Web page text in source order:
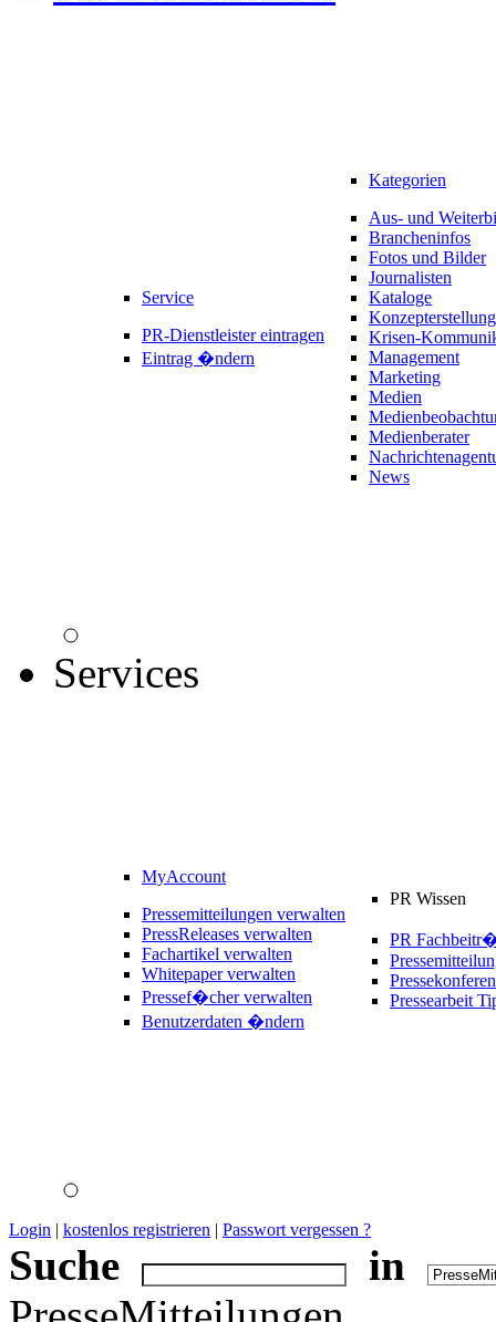
Service
PR-Dienstleister eintragen
Eintrag �ndern
Kategorien
Aus- und
Brancheninfos
Fotos und Bilder
Journalisten
Kataloge
Konzepterstellung
Krisen-
Management
Marketing
Medien
Medienberater
News
Services
MyAccount
Pressemitteilungen verwalten
PressReleases verwalten
Fachartikel verwalten
Whitepaper verwalten
Pressef�cher verwalten
Benutzerdaten �ndern
PR Wissen
PR
Pressearbeit
Login | kostenlos registrieren | Passwort vergessen ?
Suche
in